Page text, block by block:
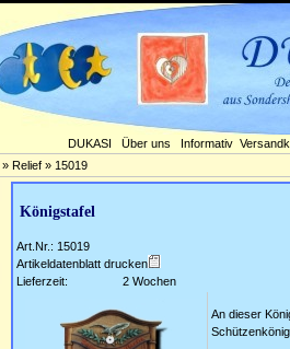
DUKASI Über uns Informativ
» Relief » 15019
Königstafel
Art.Nr.: 15019
Artikeldatenblatt drucken
Lieferzeit:
2 Wochen
An dieser